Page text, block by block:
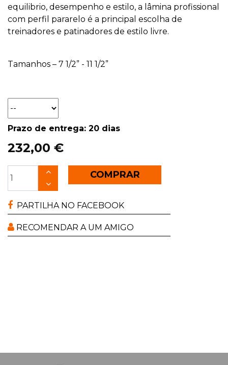
equilibrio, desempenho e estilo, a lâmina profissional
com perfil pararelo é a principal escolha de
treinadores e patinadores de estilo livre.
Tamanhos – 7 1/2” - 11 1/2”
Prazo de entrega: 20 dias
232,00 €
COMPRAR
PARTILHA NO FACEBOOK
RECOMENDAR A UM AMIGO